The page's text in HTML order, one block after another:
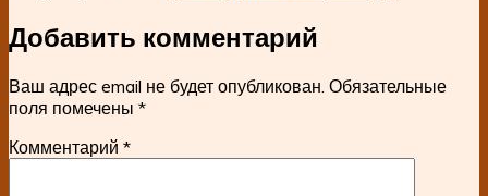
Добавить комментарий
Ваш адрес email не будет опубликован. Обязательные
поля помечены *
Комментарий *